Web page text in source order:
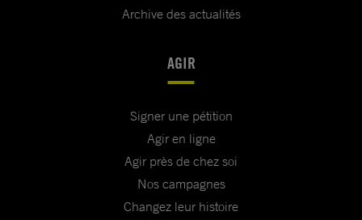
Archive des actualités
AGIR
Signer une pétition
Agir en ligne
Agir près de chez soi
Nos campagnes
Changez leur histoire